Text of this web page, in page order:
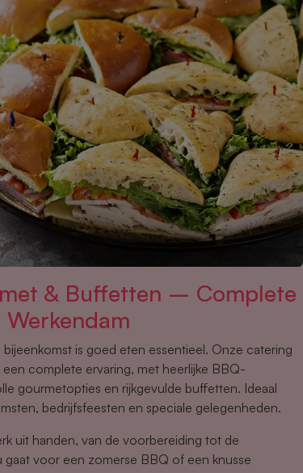
& Buffetten – Complete
is goed eten essentieel. Onze catering
complete ervaring, met heerlijke BBQ-
gourmetopties en rijkgevulde buffetten. Ideaal
bedrijfsfeesten en speciale gelegenheden.
uit handen, van de voorbereiding tot de
gaat voor een zomerse BBQ of een knusse